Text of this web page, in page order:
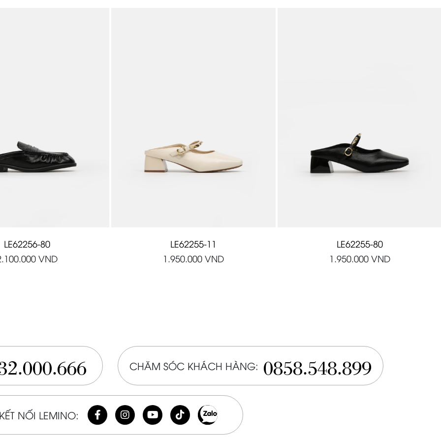
LE62256-80
VND
LE62255-11
1.950.000 VND
LE62255-80
1.950.000 VND
CHĂM SÓC KHÁCH HÀNG: 0858.548.899
NỐI LEMINO: